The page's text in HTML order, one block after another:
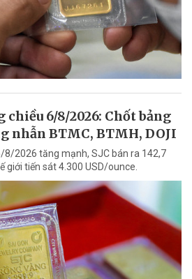
chiều 6/8/2026: Chốt bảng
nhẫn BTMC, BTMH, DOJI
8/2026 tăng mạnh, SJC bán ra 142,7
giới tiến sát 4.300 USD/ounce.